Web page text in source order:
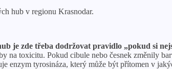
hub v regionu Krasnodar.
je zde třeba dodržovat pravidlo „pokud si
na toxicitu. Pokud cibule nebo česnek změnily
enzym tyrosináza, který může být přítomen v